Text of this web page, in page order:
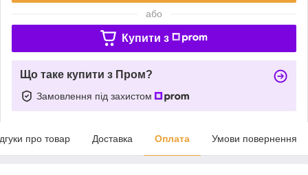
або
Купити з
Що таке купити з Пром?
Замовлення під захистом
про товар Доставка Оплата Умови повернення